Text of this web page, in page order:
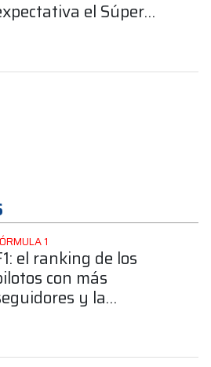
el Súper
1
el ranking de los
con más
y la